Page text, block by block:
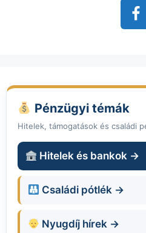
Pénzügyi témák
Hitelek, támogatások és családi
Hitelek és bankok →
Családi pótlék →
Nyugdíj hírek →